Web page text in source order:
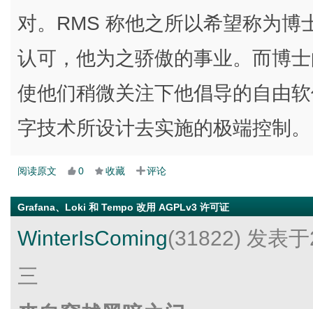
对。RMS 称他之所以希望称为博
认可，他为之骄傲的事业。而博
使他们稍微关注下他倡导的自由
字技术所设计去实施的极端控制。
阅读原文 0 收藏 评论
Grafana、Loki 和 Tempo 改用 AGPLv3 许可证
WinterIsComing(31822) 发表
三